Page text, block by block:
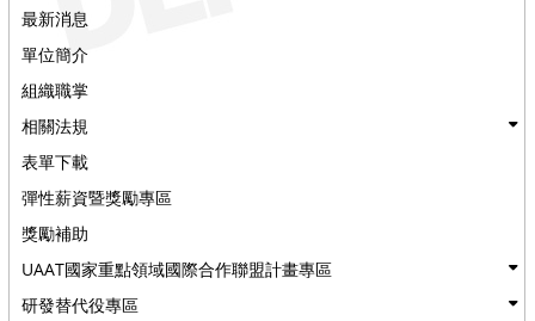
最新消息
單位簡介
組織職掌
相關法規
表單下載
彈性薪資暨獎勵專區
獎勵補助
UAAT國家重點領域國際合作聯盟計畫專區
研發替代役專區